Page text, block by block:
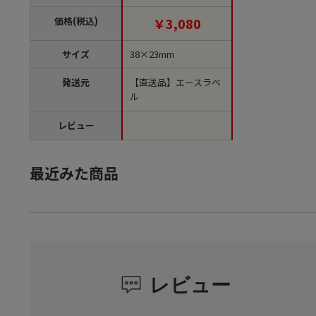
価格(税込)
サイズ
発送元
レビュー
袋）【直送品】
￥3,080
38×23mm
【直送品】エースラベ
ル
最近みた商品
レビュー